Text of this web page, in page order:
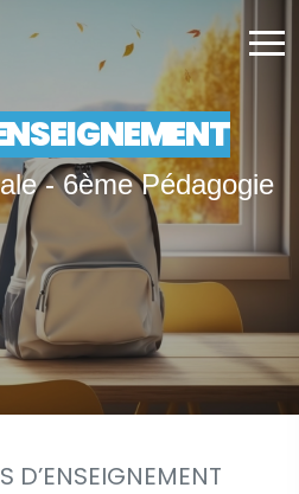
- 6ème Pédagogie
D’ENSEIGNEMENT